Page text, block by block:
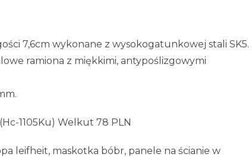
7,6cm wykonane z wysokogatunkowej stali SK5.
ramiona z miękkimi, antypoślizgowymi
1105Ku) Welkut 78 PLN
leifheit, maskotka bóbr, panele na ścianie w